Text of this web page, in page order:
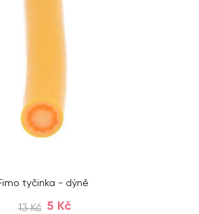
tyčinka - dýně
13 Kč 5 Kč